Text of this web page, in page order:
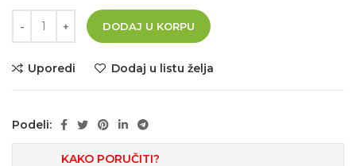
DODAJ U KORPU
Uporedi Dodaj u listu želja
Podeli:
KAKO PORUČITI?